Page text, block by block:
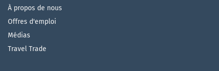
À propos de nous
Offres d'emploi
Médias
Travel Trade